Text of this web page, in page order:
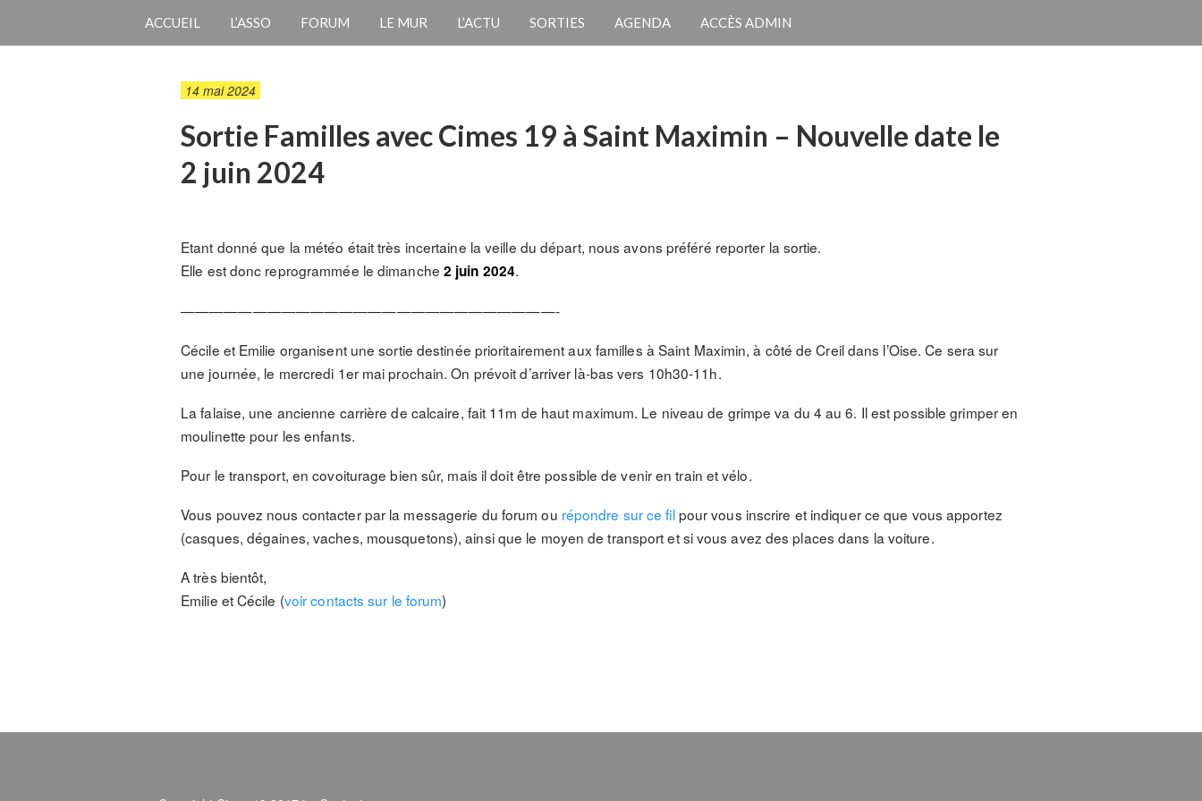
ACCUEIL L’ASSO FORUM LE MUR L’ACTU SORTIES AGENDA ACCÈS ADMIN
14 mai 2024
Sortie Familles avec Cimes 19 à Saint Maximin – Nouvelle date le
2 juin 2024
Etant donné que la météo était très incertaine la veille du départ, nous avons préféré reporter la sortie.
Elle est donc reprogrammée le dimanche 2 juin 2024.
——————————————————————————-
Cécile et Emilie organisent une sortie destinée prioritairement aux familles à Saint Maximin, à côté de Creil dans l’Oise. Ce sera sur
une journée, le mercredi 1er mai prochain. On prévoit d’arriver là-bas vers 10h30-11h.
La falaise, une ancienne carrière de calcaire, fait 11m de haut maximum. Le niveau de grimpe va du 4 au 6. Il est possible grimper en
moulinette pour les enfants.
Pour le transport, en covoiturage bien sûr, mais il doit être possible de venir en train et vélo.
Vous pouvez nous contacter par la messagerie du forum ou répondre sur ce filpour vous inscrire et indiquer ce que vous apportez
(casques, dégaines, vaches, mousquetons), ainsi que le moyen de transport et si vous avez des places dans la voiture.
A très bientôt,
Emilie et Cécile (voir contacts sur le forum)